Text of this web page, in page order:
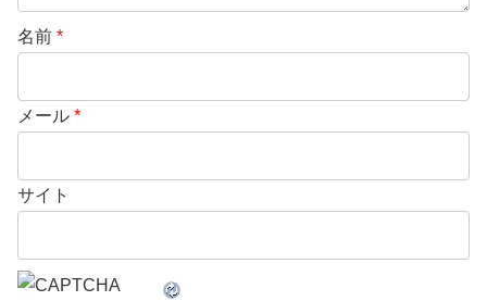
名前 *
メール *
サイト